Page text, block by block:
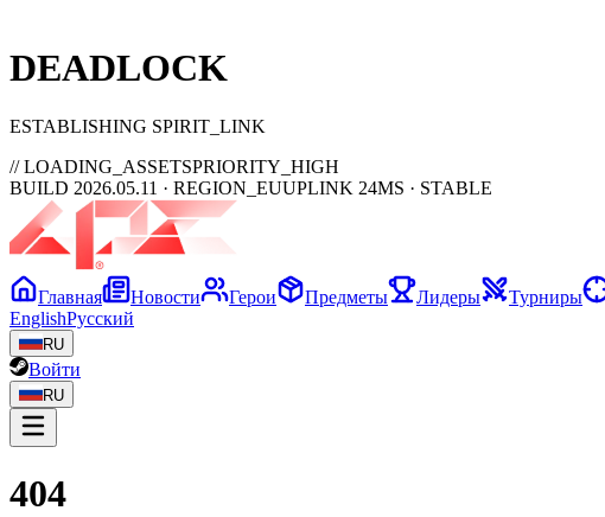
DEADLOCK
ESTABLISHING SPIRIT_LINK
// LOADING_ASSETSPRIORITY_HIGH
BUILD 2026.05.11 · REGION_EUUPLINK 24MS · STABLE
Главная Новости Герои Предметы Лидеры Турниры
EnglishРусский
RU
Войти
RU
404